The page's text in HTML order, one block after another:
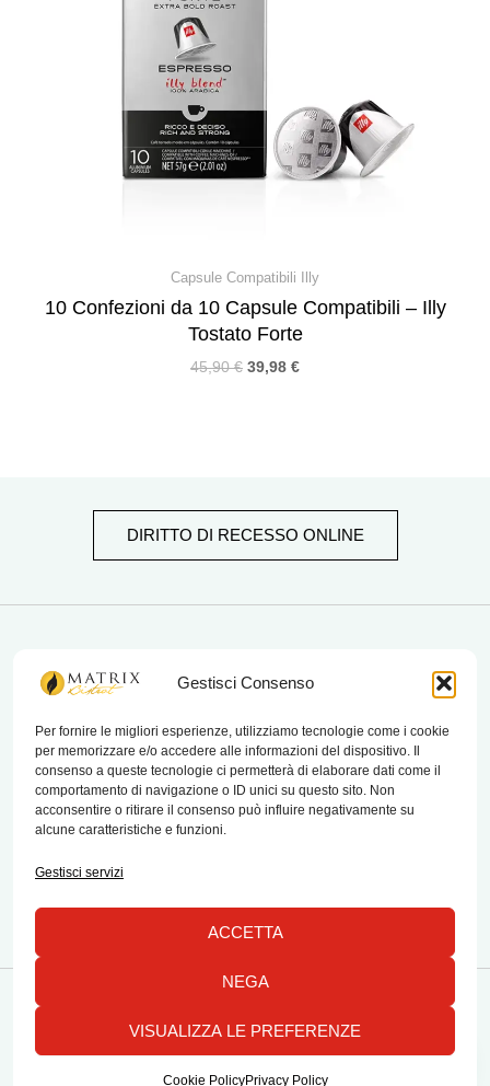
Gestisci Consenso
Per fornire le migliori esperienze, utilizziamo tecnologie come i cookie
per memorizzare e/o accedere alle informazioni del dispositivo. Il
consenso a queste tecnologie ci permetterà di elaborare dati come il
comportamento di navigazione o ID unici su questo sito. Non
acconsentire o ritirare il consenso può influire negativamente su
alcune caratteristiche e funzioni.
Gestisci servizi
ACCETTA
NEGA
VISUALIZZA LE PREFERENZE
Cookie PolicyPrivacy Policy
Capsule Compatibili Illy
10 Confezioni da 10 Capsule Compatibili – Illy
Tostato Forte
45,90€ 39,98 €
DIRITTO DI RECESSO ONLINE
matrix bistrot
Chi Siamo
Contatti
Termini e condizioni di vendita e reso